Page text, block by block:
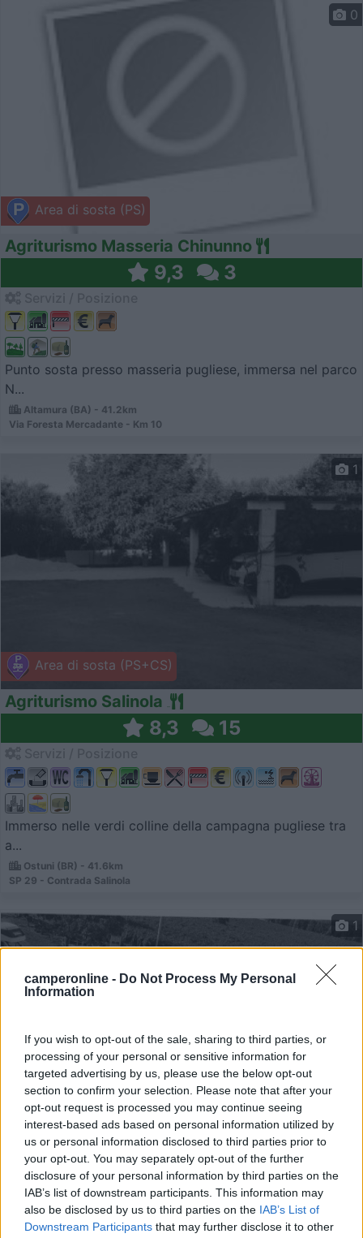
camperonline - Do Not Process My Personal
Information
If you wish to opt-out of the sale, sharing to third parties, or
processing of your personal or sensitive information for
targeted advertising by us, please use the below opt-out
section to confirm your selection. Please note that after your
opt-out request is processed you may continue seeing
interest-based ads based on personal information utilized by
us or personal information disclosed to third parties prior to
your opt-out. You may separately opt-out of the further
disclosure of your personal information by third parties on the
IAB’s list of downstream participants. This information may
also be disclosed by us to third parties on the IAB’s List of
Downstream Participants that may further disclose it to other
Area di sosta (PS)
0
Agriturismo Masseria Chinunno
9,3 3
Punto sosta presso masseria pugliese, immersa nel parco
N...
Altamura (BA) - 41.2km
Via Foresta Mercadante - Km 10
Area di sosta (PS+CS)
1
Agriturismo Salinola
8,3 15
Immerso nelle verdi colline della campagna pugliese tra
a...
Ostuni (BR) - 41.6km
SP 29 - Contrada Salinola
Area di sosta (AA)
1
Società Agricola Melillo
8 2
Servizi / Posizione